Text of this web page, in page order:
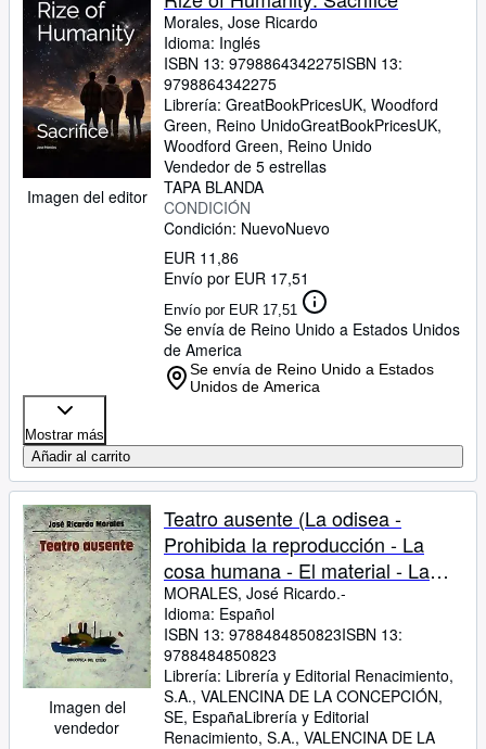
Imagen del editor
Morales, Jose Ricardo
Idioma: Inglés
ISBN 13: 9798864342275ISBN 13:
9798864342275
Librería: GreatBookPricesUK, Woodford
Green, Reino UnidoGreatBookPricesUK,
Woodford Green, Reino Unido
Vendedor de 5 estrellas
TAPA BLANDA
CONDICIÓN
Condición: NuevoNuevo
EUR 11,86
Envío por EUR 17,51
Envío por EUR 17,51
Se envía de Reino Unido a Estados Unidos
de America
Se envía de Reino Unido a Estados
Unidos de America
Mostrar más
Añadir al carrito
Imagen del
vendedor
Teatro ausente (La odisea -
Prohibida la reproducción - La
cosa humana - El material - La
imagen - Este jefe no le tiene
miedo - Ardor con ardor se paga -
Colón a toda costa) Edición,
prólogo y notas de Claudia Ortego
Sanmartín.
MORALES, José Ricardo.-
Idioma: Español
ISBN 13: 9788484850823ISBN 13:
9788484850823
Librería: Librería y Editorial Renacimiento,
S.A., VALENCINA DE LA CONCEPCIÓN,
SE, EspañaLibrería y Editorial
Renacimiento, S.A., VALENCINA DE LA